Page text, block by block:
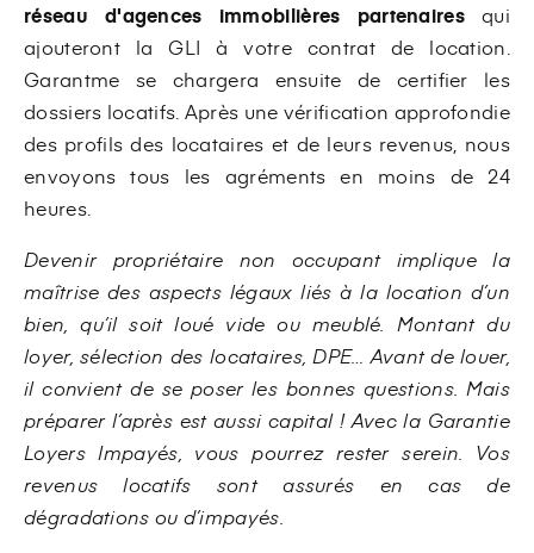
réseau d'agences immobilières partenairesqui
ajouteront la GLI à votre contrat de location.
Garantme se chargera ensuite de certifier les
dossiers locatifs. Après une vérification approfondie
des profils des locataires et de leurs revenus, nous
envoyons tous les agréments en moins de 24
heures.
Devenir propriétaire non occupant implique la
maîtrise des aspects légaux liés à la location d’un
bien, qu’il soit loué vide ou meublé. Montant du
loyer, sélection des locataires, DPE… Avant de louer,
il convient de se poser les bonnes questions. Mais
préparer l’après est aussi capital ! Avec la Garantie
Loyers Impayés, vous pourrez rester serein. Vos
revenus locatifs sont assurés en cas de
dégradations ou d’impayés.